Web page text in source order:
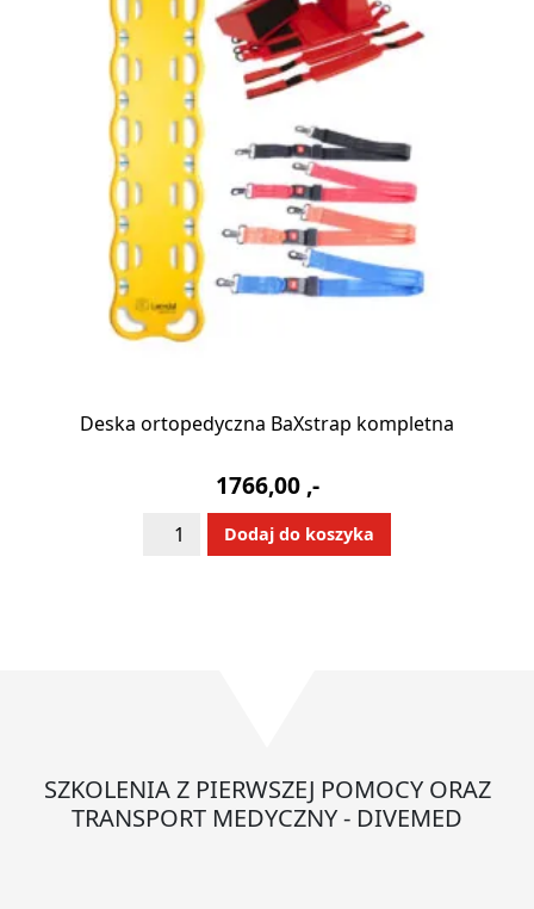
Deska ortopedyczna BaXstrap kompletna
1766,00 ,-
ilość
Dodaj do koszyka
Alternative:
SZKOLENIA Z PIERWSZEJ POMOCY ORAZ
TRANSPORT MEDYCZNY - DIVEMED